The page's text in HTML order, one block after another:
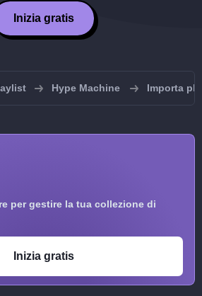
Inizia gratis
Hype Machine Importa
per gestire la tua collezione di
Inizia gratis